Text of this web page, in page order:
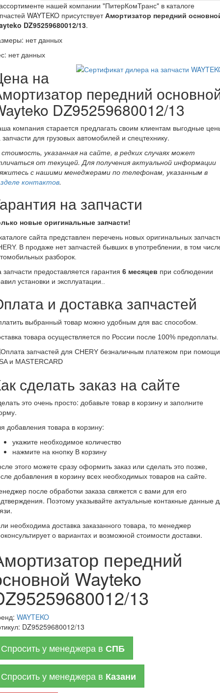
нашей компании "ПитерКомТранс" в каталоге
WAYTEKO присутствуетАмортизатор передний
DZ95259680012/13.
нет данных
нет данных
на
передний
DZ95259680012/13
компания старается предлагать своим клиентам выгодные
запчасти для грузовых автомобилей и спецтехнику.
стоимость, указанная на сайте, в редких случаях может
от текущей. Для получения актуальной информации
с нашими менеджерами по телефонам, указанным в
контактов.
на запчасти
новые оригинальные запчасти!
сайта представлен перечень новых оригинальных
В продаже нет запчастей бывших в употреблении, в том
разборок.
запчасти предоставляется гарантия 6 месяцев при соблюдении
установки и эксплуатации..
и доставка запчастей
выбранный товар можно удобным для вас способом.
товара осуществляется по России после 100% предоплаты.
сделать заказ на сайте
это очень просто: добавьте товар в корзину и заполните
добавления товара в корзину:
укажите необходимое количество
нажмите на кнопку В корзину
этого можете сразу оформить заказ или сделать это позже,
добавления в корзину всех необходимых товаров на сайте.
после обработки заказа свяжется с вами для его
Поэтому указывайте актуальные контакные данные
необходима доставка заказанного товара, то менеджер
о вариантах и возможной стоимости доставки.
передний
Wayteko
13
WAYTEKO
DZ95259680012/13
Спросить у менеджера в СПБ
Спросить у менеджера в Казани